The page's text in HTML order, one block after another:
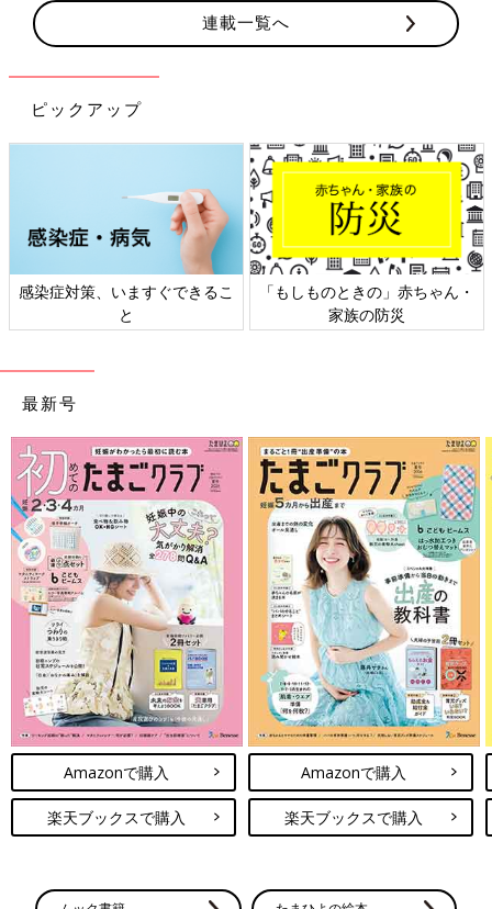
連載一覧へ
ピックアップ
感染症対策、いますぐできるこ
と
「もしものときの」赤ちゃん・
家族の防災
最新号
Amazonで購入
楽天ブックスで購入
Amazonで購入
楽天ブックスで購入